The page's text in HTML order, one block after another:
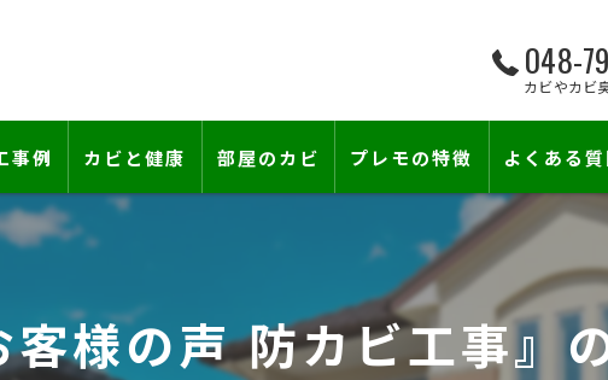
048-
カビやカビ
―
事例 カビと健康 部屋のカビ
壁紙下地防カビ工事
壁紙カビ・壁紙下地のカビ
プレモの特徴
床下のカビ
建築中のカビ
漏水事故のカビ
よくある質
様の声 防カビ工事』